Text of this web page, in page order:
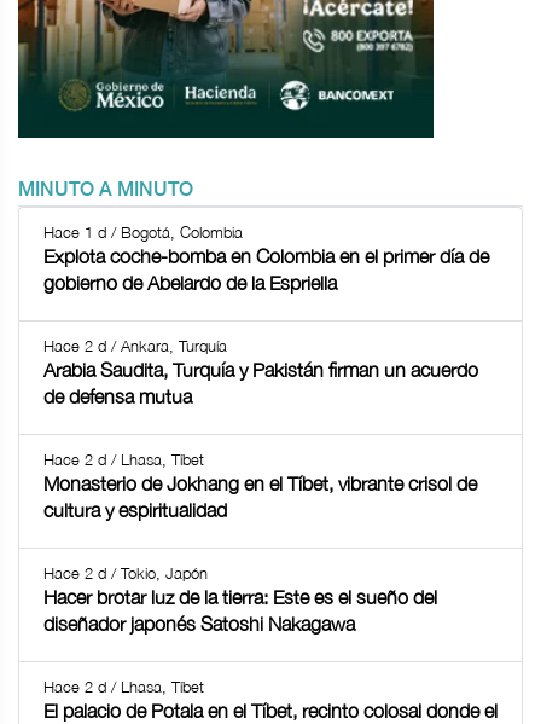
MINUTO A MINUTO
Hace 1 d / Bogotá, Colombia
Explota coche-bomba en Colombia en el primer día de
gobierno de Abelardo de la Espriella
Hace 2 d / Ankara, Turquía
Arabia Saudita, Turquía y Pakistán firman un acuerdo
de defensa mutua
Hace 2 d / Lhasa, Tíbet
Monasterio de Jokhang en el Tíbet, vibrante crisol de
cultura y espiritualidad
Hace 2 d / Tokio, Japón
Hacer brotar luz de la tierra: Este es el sueño del
diseñador japonés Satoshi Nakagawa
Hace 2 d / Lhasa, Tíbet
El palacio de Potala en el Tíbet, recinto colosal donde el